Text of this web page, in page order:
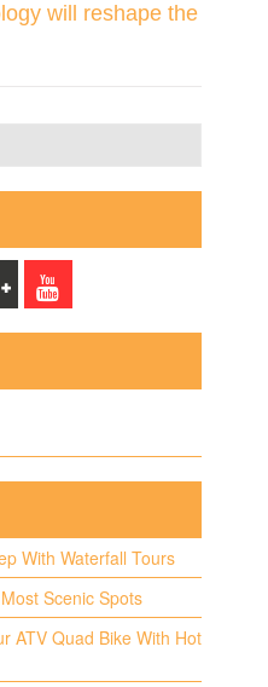
will reshape the
With Waterfall Tours
Scenic Spots
ATV Quad Bike With Hot